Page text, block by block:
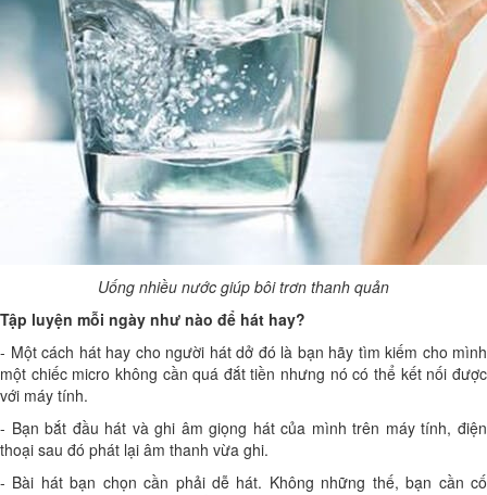
Uống nhiều nước giúp bôi trơn thanh quản
Tập luyện mỗi ngày như nào để hát hay?
- Một cách hát hay cho người hát dở đó là bạn hãy tìm kiếm cho mình
một chiếc micro không cần quá đắt tiền nhưng nó có thể kết nối được
với máy tính.
- Bạn bắt đầu hát và ghi âm giọng hát của mình trên máy tính, điện
thoại sau đó phát lại âm thanh vừa ghi.
- Bài hát bạn chọn cần phải dễ hát. Không những thế, bạn cần cố